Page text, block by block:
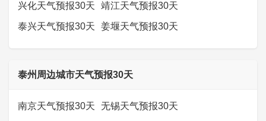
兴化天气预报30天 靖江天气预报30天
泰兴天气预报30天 姜堰天气预报30天
泰州周边城市天气预报30天
南京天气预报30天 无锡天气预报30天